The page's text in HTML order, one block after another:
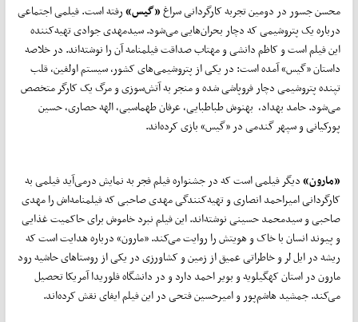
محسن جسور در دومین تجربه کارگردانی سراغ«گیس»رفته است. فیلمی اجتماعی
درباره یک پتروشیمی که دچار بحران‌هایی می‌شود. سیدمهدی جوادی تهیه‌کننده
این فیلم است و کاظم دانشی و مهتاب صداقت فیلمنامه آن را نوشته‌اند. در خلاصه
داستان «گیس» آمده است: در یکی از پتروشیمی‌های کشور، سیستم اولفین، قلب
تپنده پتروشیمی دچار فروپاشی شده و منجر به آتش‌سوزی و مرگ یک کارگر متخصص
می‌شود. حامد بهداد، بهنوش طباطبایی، عرفان طهماسبی، الهه حصاری، حسین
پورکیانی و سپهر گندمی در «گیس» بازی کرده‌اند.
«مارون»دیگر فیلمی است که در جشنواره فیلم فجر به نمایش درمی‌آید فیلمی به
کارگردانی امیراحمد انصاری و تهیه‌کنندگی مهدی صاحبی که فیلمنامه‌اش را مهدی
صاحبی و سیدمحمد حسینی نوشته‌اند. این فیلم نبرد خاموش برای حاکمیت غذایی
و پیوند انسان با خاک و هویتش را روایت می‌کند. «مارون» درباره هدایت است که
ریشه در ایل لر و خاطراتی عمیق از زمین و کشاورزی در یکی از روستاهای حاشیه رود
مارون در استان کهگیلویه و بویر احمد دارد و در دانشگاه فلوریدا آمریکا تحصیل
می‌کند. جمشید هاشم‌پور و امیرحسین فتحی در این فیلم ایفای نقش کرده‌اند.